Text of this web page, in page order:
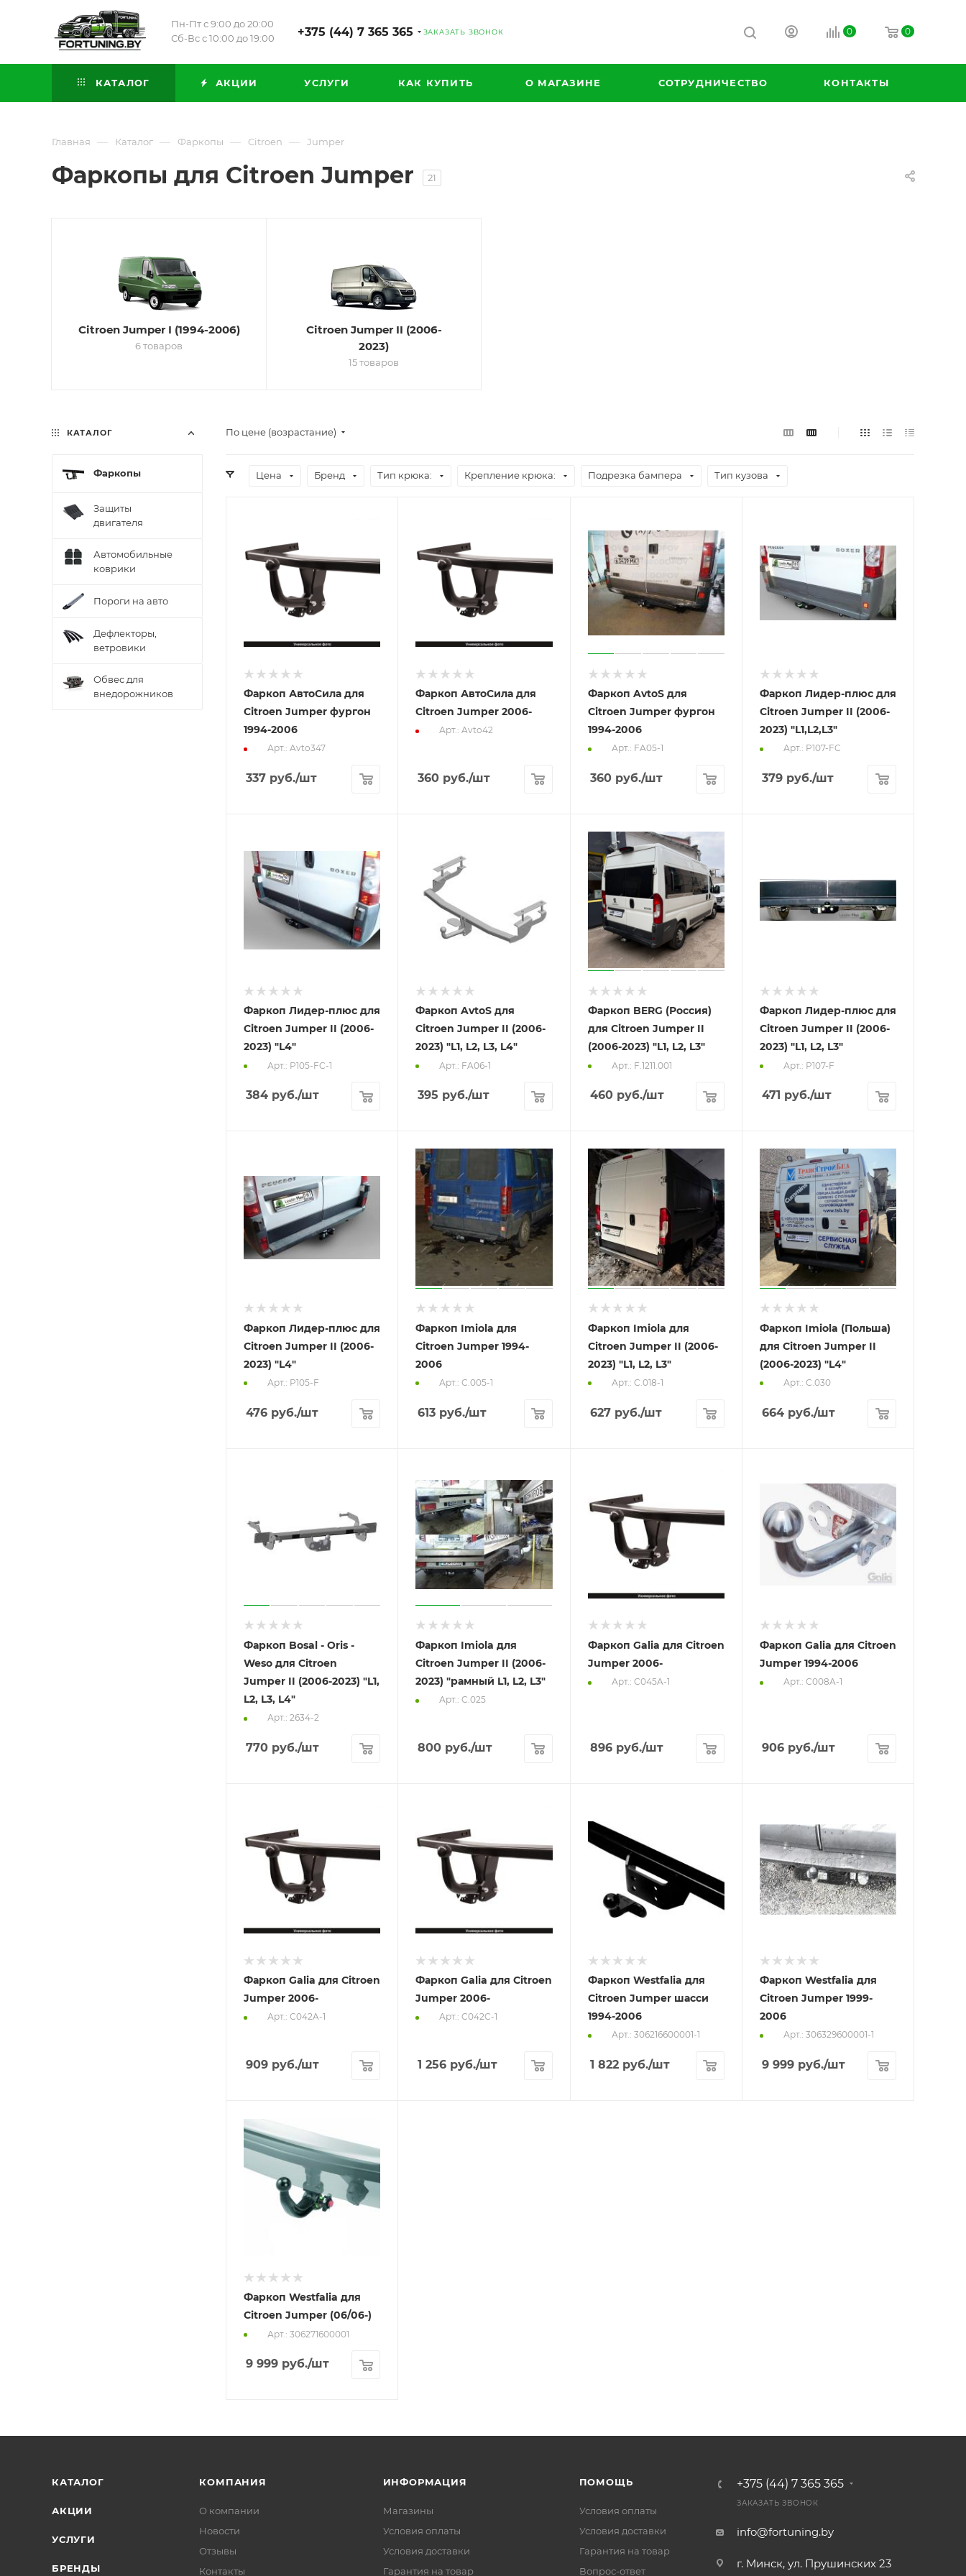
Пн-Пт с 9:00 до 20:00
Сб-Вс с 10:00 до 19:00
+375 (44) 7 365 365 ЗАКАЗАТЬ ЗВОНОК 0 0
КАТАЛОГ АКЦИИ УСЛУГИ КАК КУПИТЬ О МАГАЗИНЕ СОТРУДНИЧЕСТВО КОНТАКТЫ
Главная — Каталог — Фаркопы — Citroen — Jumper
Фаркопы для Citroen Jumper 21
Citroen Jumper I (1994-2006)
6 товаров
Citroen Jumper II (2006-
2023)
15 товаров
По цене (возрастание)
Цена Бренд Тип крюка: Крепление крюка: Подрезка бампера Тип кузова
Фаркоп АвтоСила для
Citroen Jumper фургон
1994-2006
Арт.: Avto347
337 руб./шт
Фаркоп АвтоСила для
Citroen Jumper 2006-
Арт.: Avto42
360 руб./шт
Фаркоп AvtoS для
Citroen Jumper фургон
1994-2006
Арт.: FA05-1
360руб./шт
Фаркоп Лидер-плюс для
Citroen Jumper II (2006-
2023) "L1,L2,L3"
Арт.: P107-FC
379руб./шт
Фаркоп Лидер-плюс для
Citroen Jumper II (2006-
2023) "L4"
Арт.: P105-FC-1
384 руб./шт
Фаркоп AvtoS для
Citroen Jumper II (2006-
2023) "L1, L2, L3, L4"
Арт.: FA06-1
395 руб./шт
Фаркоп BERG (Россия)
для Citroen Jumper II
(2006-2023) "L1, L2, L3"
Арт.: F.1211.001
460руб./шт
Фаркоп Лидер-плюс для
Citroen Jumper II (2006-
2023) "L1, L2, L3"
Арт.: P107-F
471 руб./шт
Фаркоп Лидер-плюс для
Citroen Jumper II (2006-
2023) "L4"
Арт.: P105-F
476 руб./шт
Фаркоп Imiola для
Citroen Jumper 1994-
2006
Арт.: C.005-1
613 руб./шт
Фаркоп Imiola для
Citroen Jumper II (2006-
2023) "L1, L2, L3"
Арт.: C.018-1
627руб./шт
Фаркоп Imiola (Польша)
для Citroen Jumper II
(2006-2023) "L4"
Арт.: C.030
664руб./шт
Фаркоп Bosal - Oris -
Weso для Citroen
Jumper II (2006-2023) "L1,
L2, L3, L4"
Арт.: 2634-2
770 руб./шт
Фаркоп Imiola для
Citroen Jumper II (2006-
2023) "рамный L1, L2, L3"
Арт.: C.025
800 руб./шт
Фаркоп Galia для Citroen
Jumper 2006-
Арт.: C045A-1
896руб./шт
Фаркоп Galia для Citroen
Jumper 1994-2006
Арт.: C008A-1
906руб./шт
Фаркоп Galia для Citroen
Jumper 2006-
Арт.: C042A-1
909 руб./шт
Фаркоп Galia для Citroen
Jumper 2006-
Арт.: C042C-1
1 256 руб./шт
Фаркоп Westfalia для
Citroen Jumper шасси
1994-2006
Арт.: 306216600001-1
1 822руб./шт
Фаркоп Westfalia для
Citroen Jumper 1999-
2006
Арт.: 306329600001-1
9 999руб./шт
Фаркоп Westfalia для
Citroen Jumper (06/06-)
Арт.: 306271600001
9 999 руб./шт
КАТАЛОГ
Фаркопы
Защиты
двигателя
Автомобильные
коврики
Пороги на авто
Дефлекторы,
ветровики
Обвес для
внедорожников
КАТАЛОГ
АКЦИИ
УСЛУГИ
БРЕНДЫ
КОМПАНИЯ
О компании
Новости
Отзывы
Контакты
ИНФОРМАЦИЯ
Магазины
Условия оплаты
Условия доставки
Гарантия на товар
ПОМОЩЬ
Условия оплаты
Условия доставки
Гарантия на товар
Вопрос-ответ
+375 (44) 7 365 365
ЗАКАЗАТЬ ЗВОНОК
info@fortuning.by
г. Минск, ул. Прушинских 23